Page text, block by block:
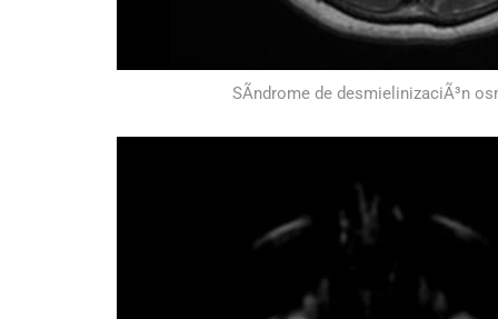
SÃ­ndrome de desmielinizaciÃ³n